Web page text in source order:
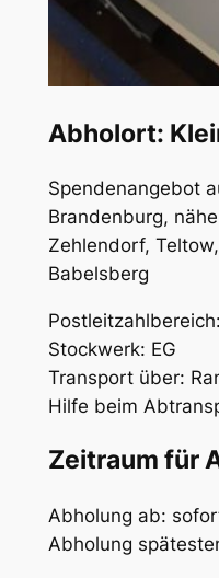
Abholort:
Spendenangebot
Brandenburg,
Zehlendorf,
Babelsberg
Stockwerk: EG
Transport über:
Hilfe beim
Zeitraum für
Abholung ab:
Abholung